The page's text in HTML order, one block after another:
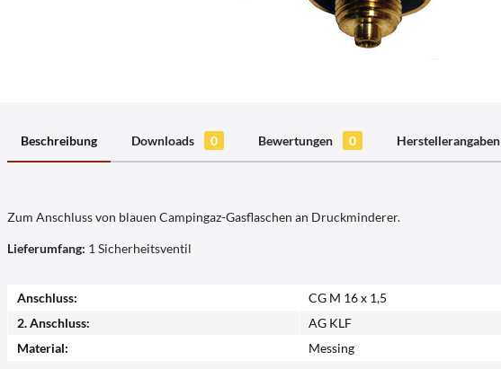
Beschreibung Downloads 0 Bewertungen 0 Herstellerangaben
Zum Anschluss von blauen Campingaz-Gasflaschen an Druckminderer.
Lieferumfang: 1 Sicherheitsventil
Anschluss:
CG M 16 x 1,5
2. Anschluss:
AG KLF
Material:
Messing